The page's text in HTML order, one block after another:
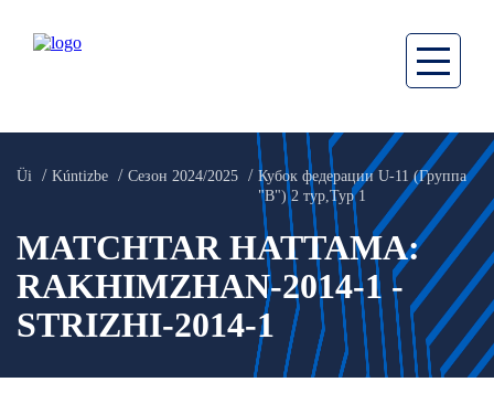
Üi Kúntizbe Сезон 2024/2025
Кубок федерации U-11 (Группа
"B") 2 тур,Тур 1
MATCHTAR HATTAMA:
RAKHIMZHAN-2014-1 -
STRIZHI-2014-1